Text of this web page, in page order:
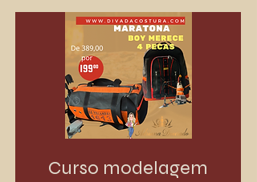
Curso modelagem